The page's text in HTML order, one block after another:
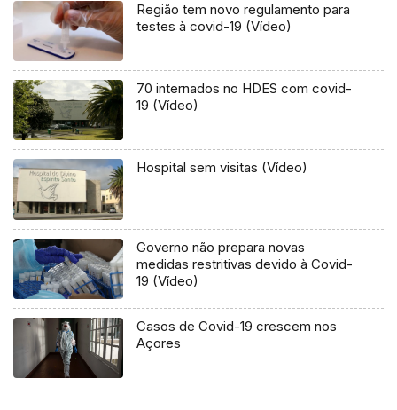
Região tem novo regulamento para
testes à covid-19 (Vídeo)
70 internados no HDES com covid-
19 (Vídeo)
Hospital sem visitas (Vídeo)
Governo não prepara novas
medidas restritivas devido à Covid-
19 (Vídeo)
Casos de Covid-19 crescem nos
Açores